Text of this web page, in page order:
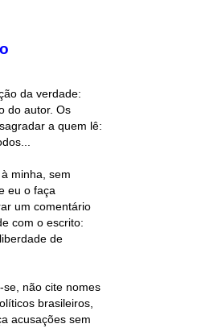
da verdade:
do autor. Os
a quem lê:
minha, sem
eu o faça
um comentário
com o escrito:
de
se, não cite nomes
brasileiros,
acusações sem